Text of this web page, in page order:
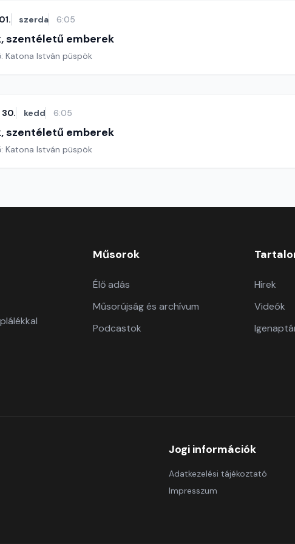
szerda 6:05
szentéletű emberek
Katona István püspök
kedd 6:05
szentéletű emberek
Katona István püspök
Műsorok
Élő adás
Műsorújság és archívum
Podcastok
Hírek
Videók
Jogi információk
Adatkezelési tájékoztató
Impresszum